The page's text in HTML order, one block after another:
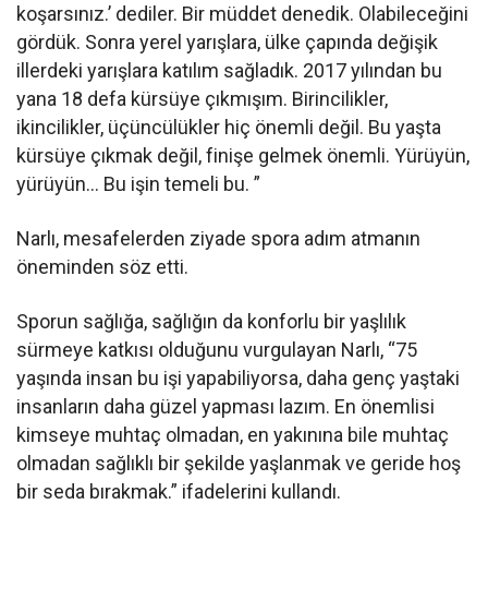
koşarsınız.’ dediler. Bir müddet denedik. Olabileceğini
gördük. Sonra yerel yarışlara, ülke çapında değişik
illerdeki yarışlara katılım sağladık. 2017 yılından bu
yana 18 defa kürsüye çıkmışım. Birincilikler,
ikincilikler, üçüncülükler hiç önemli değil. Bu yaşta
kürsüye çıkmak değil, finişe gelmek önemli. Yürüyün,
yürüyün… Bu işin temeli bu. ”
Narlı, mesafelerden ziyade spora adım atmanın
öneminden söz etti.
Sporun sağlığa, sağlığın da konforlu bir yaşlılık
sürmeye katkısı olduğunu vurgulayan Narlı, “75
yaşında insan bu işi yapabiliyorsa, daha genç yaştaki
insanların daha güzel yapması lazım. En önemlisi
kimseye muhtaç olmadan, en yakınına bile muhtaç
olmadan sağlıklı bir şekilde yaşlanmak ve geride hoş
bir seda bırakmak.” ifadelerini kullandı.